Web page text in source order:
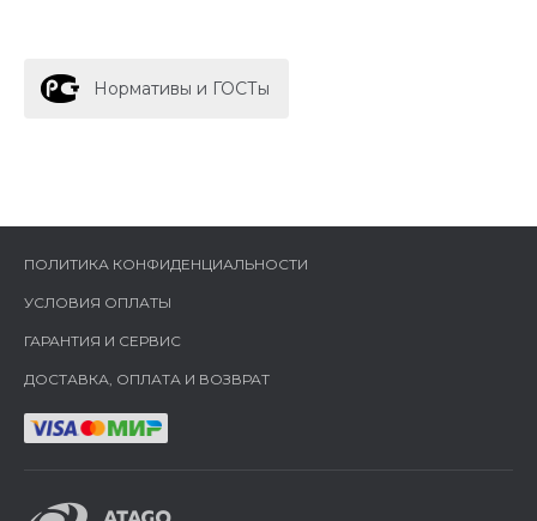
Нормативы и ГОСТы
ПОЛИТИКА КОНФИДЕНЦИАЛЬНОСТИ
УСЛОВИЯ ОПЛАТЫ
ГАРАНТИЯ И СЕРВИС
ДОСТАВКА, ОПЛАТА И ВОЗВРАТ